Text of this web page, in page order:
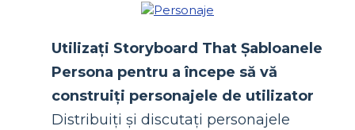
Utilizați Storyboard That Șabloanele
Persona pentru a începe să vă
construiți personajele de utilizator
Distribuiți și discutați personajele